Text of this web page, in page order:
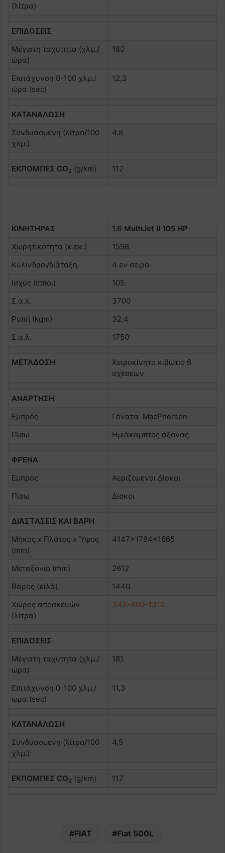
(λίτρα)
ΕΠΙΔΟΣΕΙΣ
Μέγιστη ταχύτητα (χλμ./
ώρα)
180
Επιτάχυνση 0-100 χλμ./
ώρα (sec)
12,3
ΚΑΤΑΝΑΛΩΣΗ
Συνδυασμένη (λίτρα/100
χλμ.)
4,8
ΕΚΠΟΜΠΕΣ CO2 (g/km) 112
KINHTHPAΣ
1.6 MultiJet II 105 HP
Χωρητικότητα (κ.εκ.)
1598
Κύλινδροι/διάταξη
4 εν σειρά
Iσχύς (ίπποι)
105
Σ.α.λ.
3700
Ροπή (kgm)
32,4
Σ.α.λ.
1750
ΜΕΤΑΔΟΣΗ
Χειροκίνητο κιβώτιο 6
σχέσεων
ΑΝΑΡΤΗΣΗ
Εμπρός
Γόνατα MacPherson
Πίσω
Ημιάκαμπτος άξονας
ΦΡΕΝΑ
Εμπρός
Αεριζόμενοι Δίσκοι
Πίσω
Δίσκοι
ΔΙΑΣΤAΣΕΙΣ ΚΑΙ ΒΑΡΗ
Μήκος x Πλάτος x Ύψος
(mm)
4147x1784x1665
Μεταξόνιο (mm)
2612
Βάρος (κιλά)
1440
Χώρος αποσκευών
(λίτρα)
343-400-1310
ΕΠΙΔΟΣΕΙΣ
Μέγιστη ταχύτητα (χλμ./
ώρα)
181
Επιτάχυνση 0-100 χλμ./
ώρα (sec)
11,3
ΚΑΤΑΝΑΛΩΣΗ
Συνδυασμένη (λίτρα/100
χλμ.)
4,5
ΕΚΠΟΜΠΕΣ CO2 (g/km) 117
FIAT Fiat 500L